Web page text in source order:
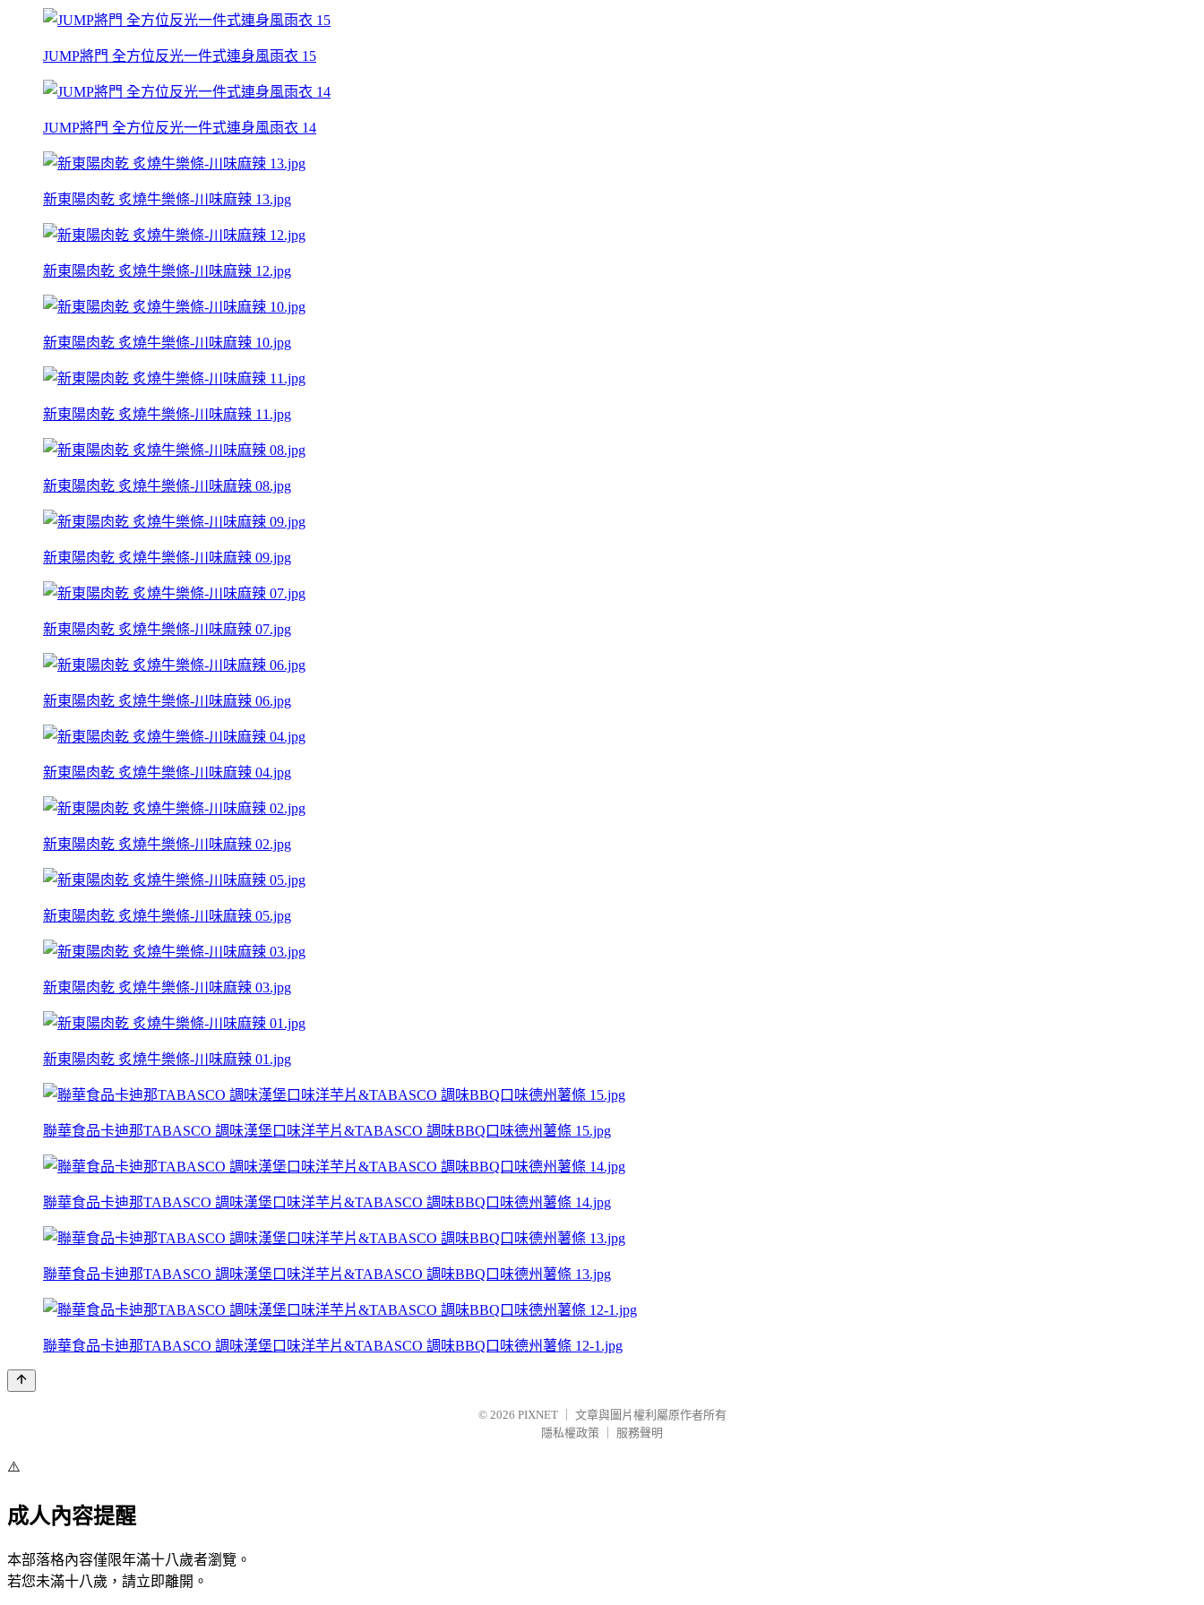
JUMP將門 全方位反光一件式連身風雨衣 15
JUMP將門 全方位反光一件式連身風雨衣 14
新東陽肉乾 炙燒牛樂條-川味麻辣 13.jpg
新東陽肉乾 炙燒牛樂條-川味麻辣 12.jpg
新東陽肉乾 炙燒牛樂條-川味麻辣 10.jpg
新東陽肉乾 炙燒牛樂條-川味麻辣 11.jpg
新東陽肉乾 炙燒牛樂條-川味麻辣 08.jpg
新東陽肉乾 炙燒牛樂條-川味麻辣 09.jpg
新東陽肉乾 炙燒牛樂條-川味麻辣 07.jpg
新東陽肉乾 炙燒牛樂條-川味麻辣 06.jpg
新東陽肉乾 炙燒牛樂條-川味麻辣 04.jpg
新東陽肉乾 炙燒牛樂條-川味麻辣 02.jpg
新東陽肉乾 炙燒牛樂條-川味麻辣 05.jpg
新東陽肉乾 炙燒牛樂條-川味麻辣 03.jpg
新東陽肉乾 炙燒牛樂條-川味麻辣 01.jpg
聯華食品卡迪那TABASCO 調味漢堡口味洋芋片&TABASCO 調味BBQ口味德州薯條 15.jpg
聯華食品卡迪那TABASCO 調味漢堡口味洋芋片&TABASCO 調味BBQ口味德州薯條 14.jpg
聯華食品卡迪那TABASCO 調味漢堡口味洋芋片&TABASCO 調味BBQ口味德州薯條 13.jpg
聯華食品卡迪那TABASCO 調味漢堡口味洋芋片&TABASCO 調味BBQ口味德州薯條 12-1.jpg
© 2026 PIXNET
文章與圖片權利屬原作者所有
隱私權政策
服務聲明
⚠️
成人內容提醒
本部落格內容僅限年滿十八歲者瀏覽。
若您未滿十八歲，請立即離開。